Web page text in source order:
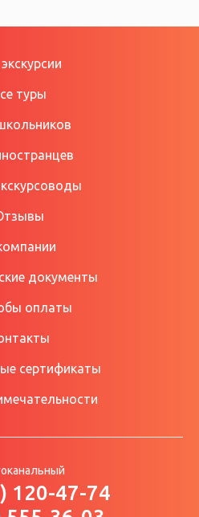
туры
документы
оплаты
сертификаты
120-47-74